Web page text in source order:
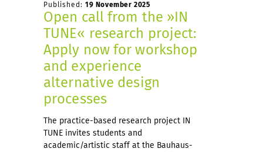
Published: 19 November 2025
Open call from the »IN
TUNE« research project:
Apply now for workshop
and experience
alternative design
processes
The practice-based research project IN
TUNE invites students and
academic/artistic staff at the Bauhaus-